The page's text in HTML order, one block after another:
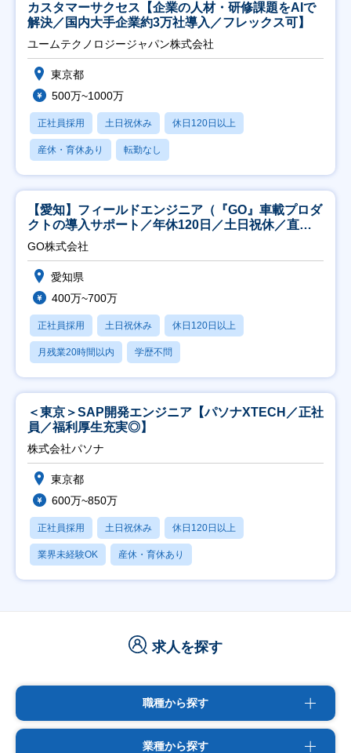
カスタマーサクセス【企業の人材・研修課題をAIで
解決／国内大手企業約3万社導入／フレックス可】
ユームテクノロジージャパン株式会社
東京都
500万~1000万
正社員採用 土日祝休み 休日120日以上
産休・育休あり 転勤なし
【愛知】フィールドエンジニア（『GO』車載プロダ
クトの導入サポート／年休120日／土日祝休／直行
直帰
GO株式会社
愛知県
400万~700万
正社員採用 土日祝休み 休日120日以上
月残業20時間以内 学歴不問
＜東京＞SAP開発エンジニア【パソナXTECH／正社
員／福利厚生充実◎】
株式会社パソナ
東京都
600万~850万
正社員採用 土日祝休み 休日120日以上
業界未経験OK 産休・育休あり
求人を探す
職種から探す
業種から探す